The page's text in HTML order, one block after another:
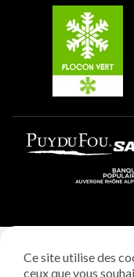
Plagne Villages
Plagne Aime 2000
Ce site utilise des
ceux que vous